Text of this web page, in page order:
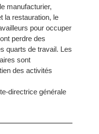
manufacturier,
la restauration, le
pour occuper
perdre des
quarts de travail. Les
sont
des activités
directrice générale